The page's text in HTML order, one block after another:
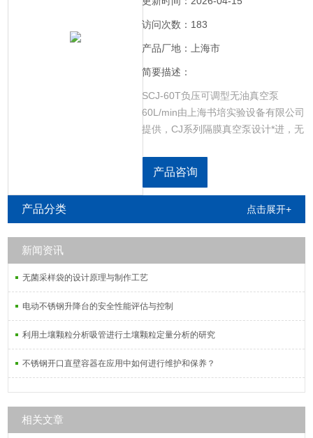
访问次数：183
产品厂地：上海市
简要描述：
SCJ-60T负压可调型无油真空泵
60L/min由上海书培实验设备有限公司
提供，CJ系列隔膜真空泵设计*进，无
工作噪音小。活塞采用耐腐蚀高分子
材料，密封性能好，耐化学腐蚀。适
合多种仪器配套使用，可用于真空抽
空干燥皿等多种实验设备
产品咨询
产品分类 点击展开+
新闻资讯
无菌采样袋的设计原理与制作工艺
电动不锈钢升降台的安全性能评估与控制
利用土壤颗粒分析吸管进行土壤颗粒定量分析的研究
不锈钢开口直壁容器在应用中如何进行维护和保养？
相关文章